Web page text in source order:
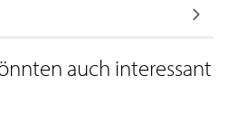
auch interessant